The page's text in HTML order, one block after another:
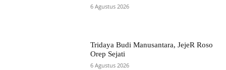
6 Agustus 2026
Tridaya Budi Manusantara, JejeR Roso
Orep Sejati
6 Agustus 2026